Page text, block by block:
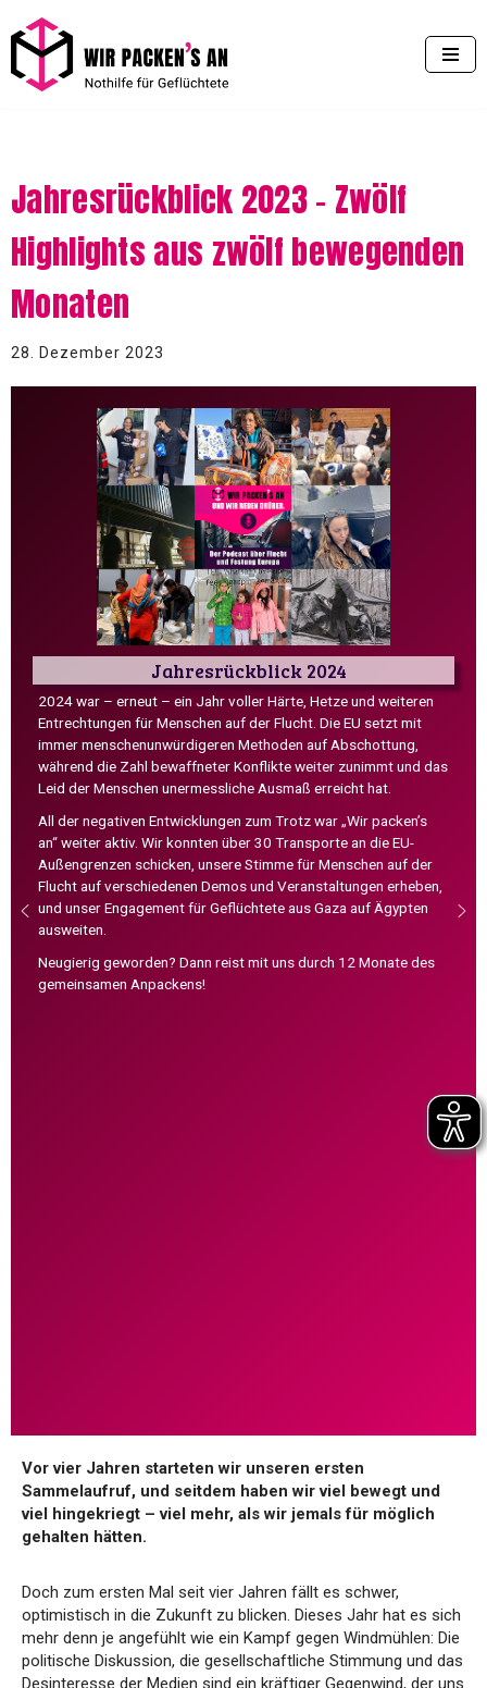
Zum
Inhalt
Jahresrückblick 2023 – Zwölf
Highlights aus zwölf bewegenden
Monaten
28. Dezember 2023
Jahresrückblick 2024
2024 war – erneut – ein Jahr voller Härte, Hetze und weiteren
Entrechtungen für Menschen auf der Flucht. Die EU setzt mit
immer menschenunwürdigeren Methoden auf Abschottung,
während die Zahl bewaffneter Konflikte weiter zunimmt und das
Leid der Menschen unermessliche Ausmaß erreicht hat.
All der negativen Entwicklungen zum Trotz war „Wir packen’s
an“ weiter aktiv. Wir konnten über 30 Transporte an die EU-
Außengrenzen schicken, unsere Stimme für Menschen auf der
Flucht auf verschiedenen Demos und Veranstaltungen erheben,
und unser Engagement für Geflüchtete aus Gaza auf Ägypten
ausweiten.
Neugierig geworden? Dann reist mit uns durch 12 Monate des
gemeinsamen Anpackens!
Vor vier Jahren starteten wir unseren ersten
Sammelaufruf, und seitdem haben wir viel bewegt und
viel hingekriegt – viel mehr, als wir jemals für möglich
gehalten hätten.
Doch zum ersten Mal seit vier Jahren fällt es schwer,
optimistisch in die Zukunft zu blicken. Dieses Jahr hat es sich
mehr denn je angefühlt wie ein Kampf gegen Windmühlen: Die
politische Diskussion, die gesellschaftliche Stimmung und das
Desinteresse der Medien sind ein kräftiger Gegenwind, der uns